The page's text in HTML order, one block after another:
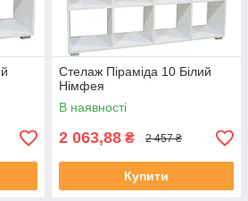
Стелаж Піраміда 10 Білий
Німфея
В наявності
2 063,88 ₴ 2 457 ₴
Купити